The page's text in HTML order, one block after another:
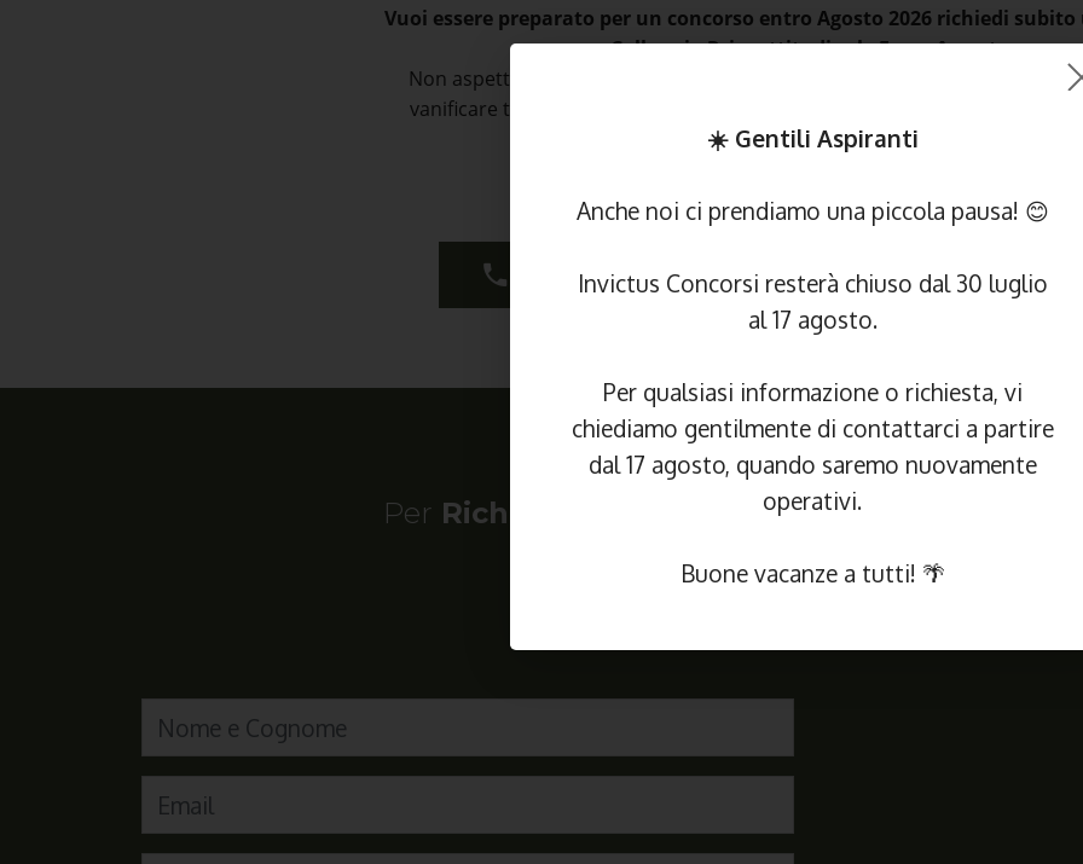
Vuoi essere preparato per un concorso entro Agosto 2026 richiedi
Colloquio Psicoattitudinale Forze Armate.
Non aspettare l'ultimo momento per richiedere una preparazione
vanificare tutti i tuoi sacrifici.
è perfetto per richiedere
psicoattitudinale ad un ex Ufficiale psicologo selettore
+39 3894456586 Richiedi un
Per Richiedere un Colloquioo per un
COMPILA IL FORM QUI SOTTO
☀️ Gentili Aspiranti
Anche noi ci prendiamo una piccola pausa! 😊
Invictus Concorsi resterà chiuso dal 30 luglio
al 17 agosto.
Per qualsiasi informazione o richiesta, vi
chiediamo gentilmente di contattarci a partire
dal 17 agosto, quando saremo nuovamente
operativi.
Buone vacanze a tutti! 🌴